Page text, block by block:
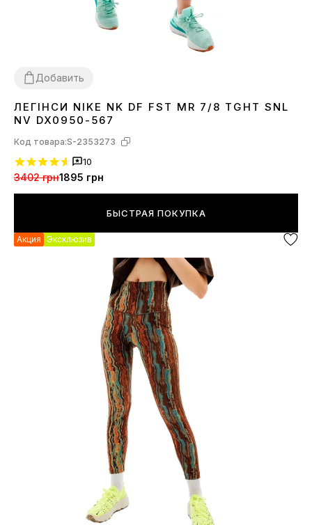
Добавить
XS S M L
ЛЕГІНСИ NIKE NK DF FST MR 7/8 TGHT SNL
NV DX0950-567
Код товара:S-2353273
10
3402 грн1895 грн
БЫСТРАЯ ПОКУПКА
Акция Эксклюзив